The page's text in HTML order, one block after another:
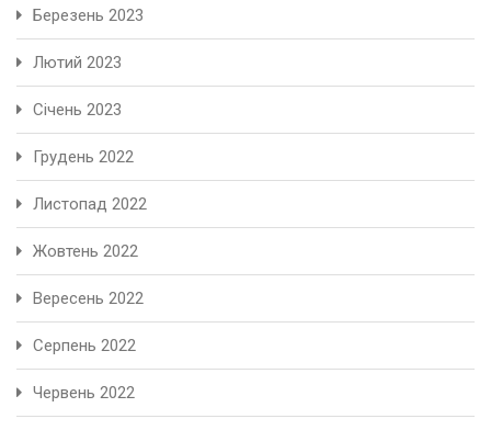
Березень 2023
Лютий 2023
Січень 2023
Грудень 2022
Листопад 2022
Жовтень 2022
Вересень 2022
Серпень 2022
Червень 2022